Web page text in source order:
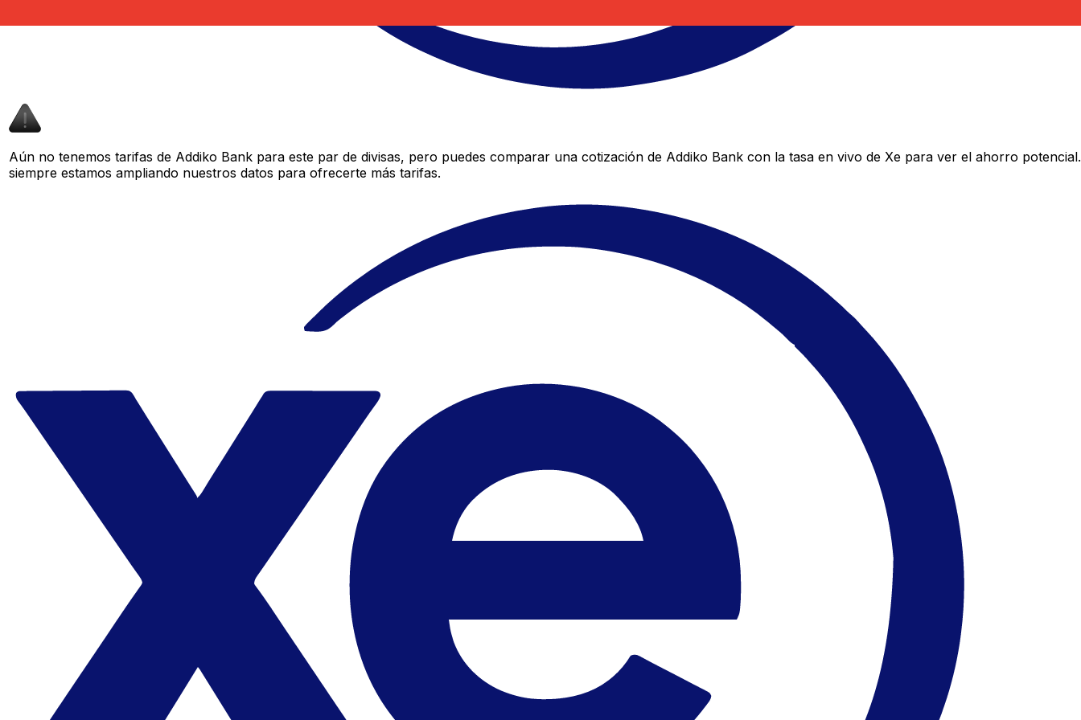
Aún no tenemos tarifas de Addiko Bank para este par de divisas, pero puedes comparar una cotización de Addiko Bank con la tasa en vivo de Xe para ver el ahorro
siempre estamos ampliando nuestros datos para ofrecerte más tarifas.